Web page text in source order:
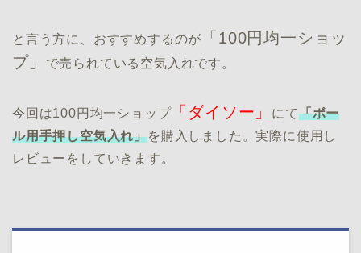
と言う方に、おすすめするのが
「100円均一ショッ
プ」
で売られている空気入れです。
今回は100円均一ショップ「ダイソー」 にて「ボー
ル用手押し空気入れ」を購入しました。実際に使用し
レビューをしていきます。